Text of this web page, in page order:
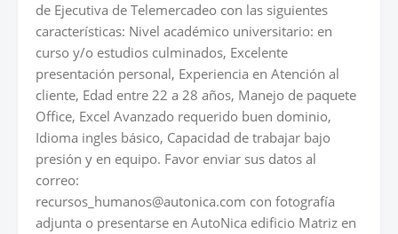
de Ejecutiva de Telemercadeo con las siguientes
características: Nivel académico universitario: en
curso y/o estudios culminados, Excelente
presentación personal, Experiencia en Atención al
cliente, Edad entre 22 a 28 años, Manejo de paquete
Office, Excel Avanzado requerido buen dominio,
Idioma ingles básico, Capacidad de trabajar bajo
presión y en equipo. Favor enviar sus datos al
correo:
recursos_humanos@autonica.com con fotografía
adjunta o presentarse en AutoNica edificio Matriz en